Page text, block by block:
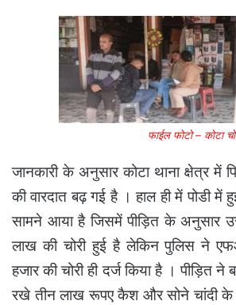
फाईल फोटो – कोटा
जानकारी के अनुसार कोटा थाना क्षेत्र में
की वारदात बढ़ गई है । हाल ही में पोडी में
सामने आया है जिसमें पीड़ित के अनुसार
लाख की चोरी हुई है लेकिन पुलिस ने
हजार की चोरी ही दर्ज किया है । पीड़ित
रखे तीन लाख रूपए कैश और सोने चांदी के